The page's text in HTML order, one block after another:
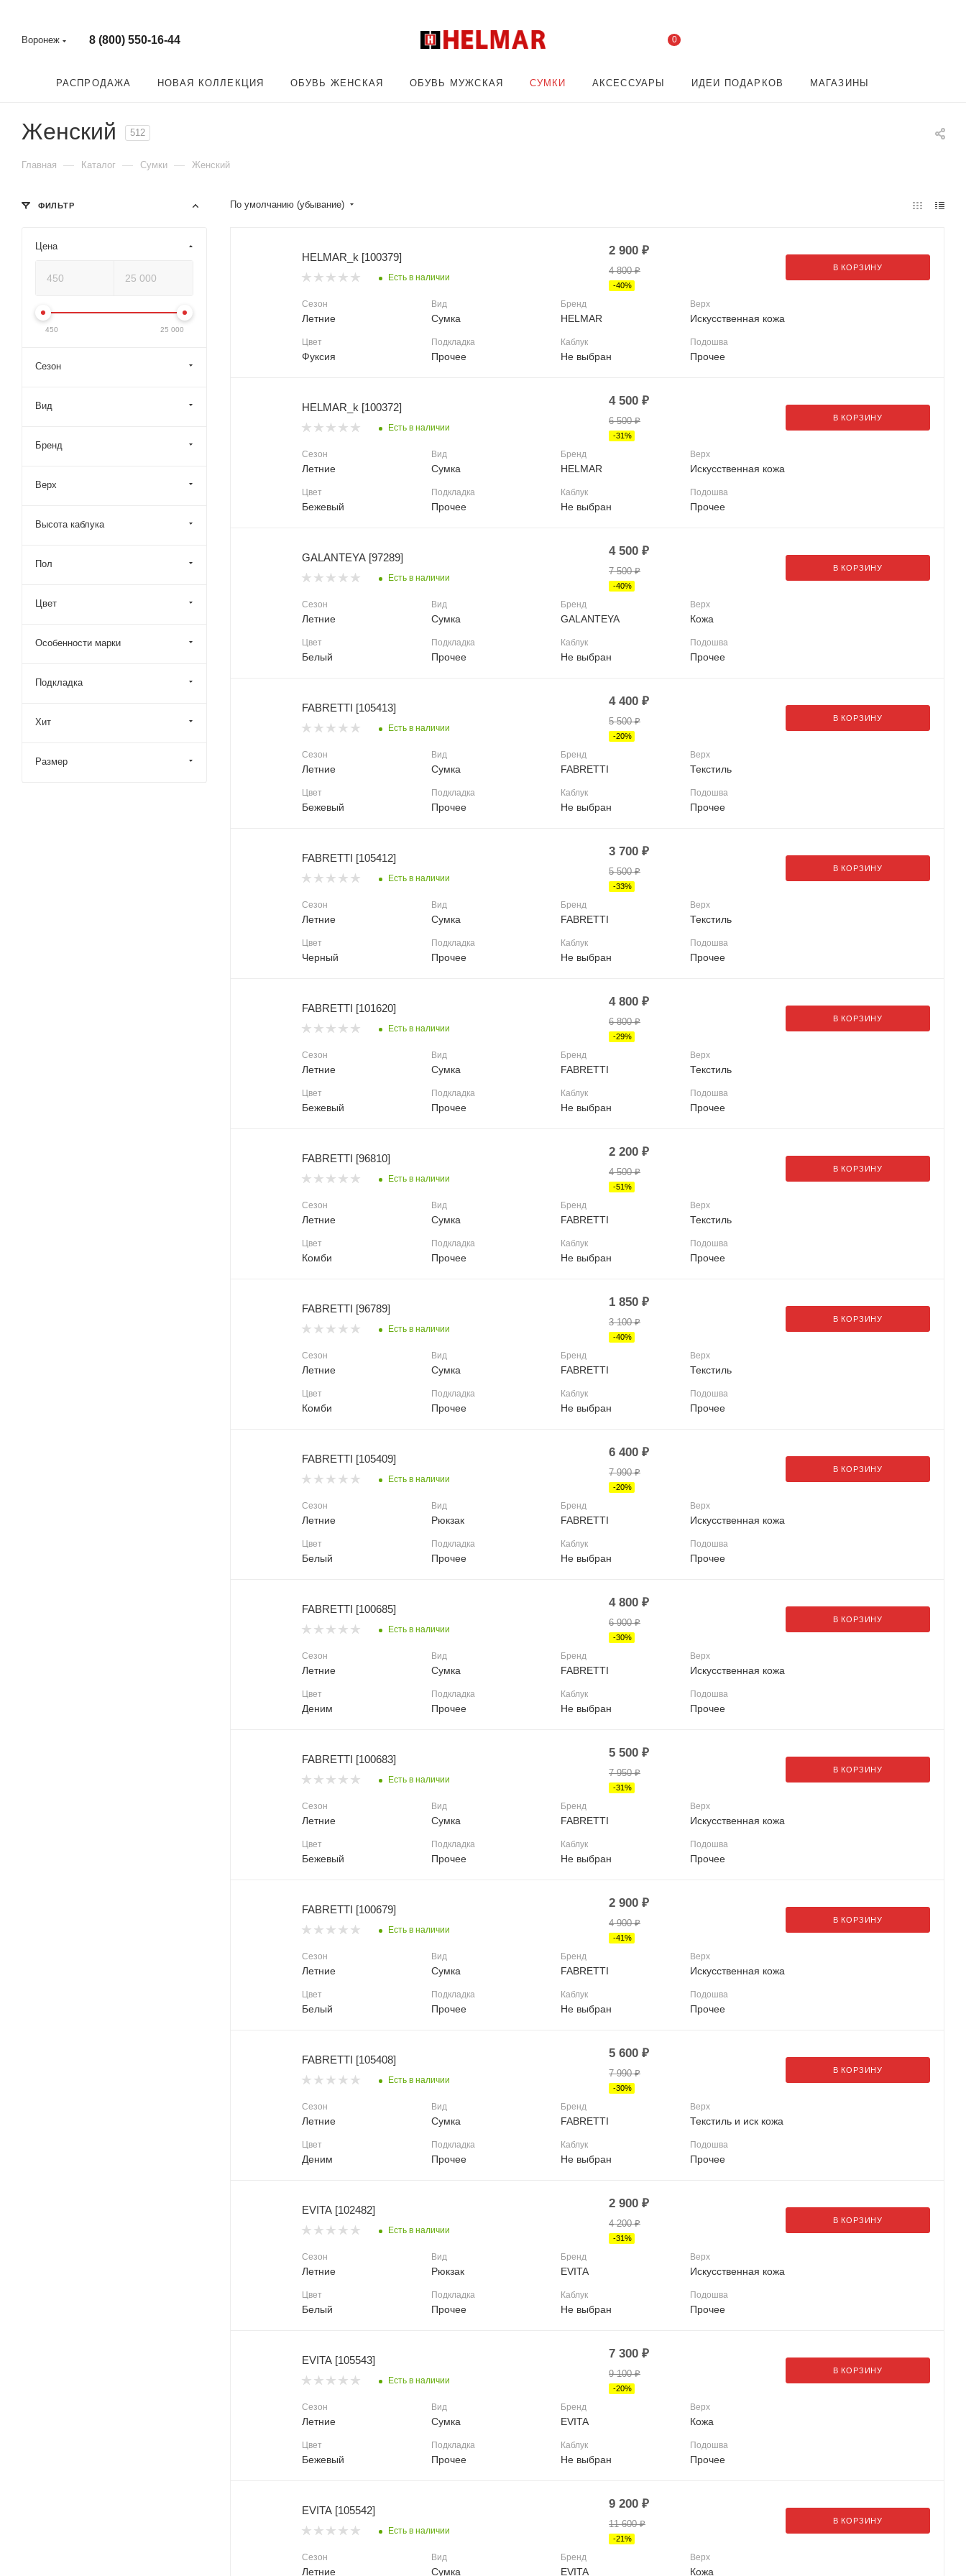
Воронеж 8 (800) 550-16-44 0
РАСПРОДАЖА НОВАЯ КОЛЛЕКЦИЯ ОБУВЬ ЖЕНСКАЯ ОБУВЬ МУЖСКАЯ СУМКИ АКСЕССУАРЫ ИДЕИ ПОДАРКОВ МАГАЗИНЫ
Женский 512
Главная — Каталог — Сумки — Женский
По умолчанию (убывание)
HELMAR_k [100379]
Есть в наличии
2 900 ₽
4 800₽
-40%
В КОРЗИНУ
Сезон
Летние
Вид
Сумка
Бренд
HELMAR
Верх
Искусственная кожа
Цвет
Фуксия
Подкладка
Прочее
Каблук
Не выбран
Подошва
Прочее
HELMAR_k [100372]
Есть в наличии
4 500 ₽
6 500₽
-31%
В КОРЗИНУ
Сезон
Летние
Вид
Сумка
Бренд
HELMAR
Верх
Искусственная кожа
Цвет
Бежевый
Подкладка
Прочее
Каблук
Не выбран
Подошва
Прочее
GALANTEYA [97289]
Есть в наличии
4 500 ₽
7 500₽
-40%
В КОРЗИНУ
Сезон
Летние
Вид
Сумка
Бренд
GALANTEYA
Верх
Кожа
Цвет
Белый
Подкладка
Прочее
Каблук
Не выбран
Подошва
Прочее
FABRETTI [105413]
Есть в наличии
4 400 ₽
5 500₽
-20%
В КОРЗИНУ
Сезон
Летние
Вид
Сумка
Бренд
FABRETTI
Верх
Текстиль
Цвет
Бежевый
Подкладка
Прочее
Каблук
Не выбран
Подошва
Прочее
FABRETTI [105412]
Есть в наличии
3 700 ₽
5 500₽
-33%
В КОРЗИНУ
Сезон
Летние
Вид
Сумка
Бренд
FABRETTI
Верх
Текстиль
Цвет
Черный
Подкладка
Прочее
Каблук
Не выбран
Подошва
Прочее
FABRETTI [101620]
Есть в наличии
4 800 ₽
6 800₽
-29%
В КОРЗИНУ
Сезон
Летние
Вид
Сумка
Бренд
FABRETTI
Верх
Текстиль
Цвет
Бежевый
Подкладка
Прочее
Каблук
Не выбран
Подошва
Прочее
FABRETTI [96810]
Есть в наличии
2 200 ₽
4 500₽
-51%
В КОРЗИНУ
Сезон
Летние
Вид
Сумка
Бренд
FABRETTI
Верх
Текстиль
Цвет
Комби
Подкладка
Прочее
Каблук
Не выбран
Подошва
Прочее
FABRETTI [96789]
Есть в наличии
1 850 ₽
3 100₽
-40%
В КОРЗИНУ
Сезон
Летние
Вид
Сумка
Бренд
FABRETTI
Верх
Текстиль
Цвет
Комби
Подкладка
Прочее
Каблук
Не выбран
Подошва
Прочее
FABRETTI [105409]
Есть в наличии
6 400 ₽
7 990₽
-20%
В КОРЗИНУ
Сезон
Летние
Вид
Рюкзак
Бренд
FABRETTI
Верх
Искусственная кожа
Цвет
Белый
Подкладка
Прочее
Каблук
Не выбран
Подошва
Прочее
FABRETTI [100685]
Есть в наличии
4 800 ₽
6 900₽
-30%
В КОРЗИНУ
Сезон
Летние
Вид
Сумка
Бренд
FABRETTI
Верх
Искусственная кожа
Цвет
Деним
Подкладка
Прочее
Каблук
Не выбран
Подошва
Прочее
FABRETTI [100683]
Есть в наличии
5 500 ₽
7 950₽
-31%
В КОРЗИНУ
Сезон
Летние
Вид
Сумка
Бренд
FABRETTI
Верх
Искусственная кожа
Цвет
Бежевый
Подкладка
Прочее
Каблук
Не выбран
Подошва
Прочее
FABRETTI [100679]
Есть в наличии
2 900 ₽
4 900₽
-41%
В КОРЗИНУ
Сезон
Летние
Вид
Сумка
Бренд
FABRETTI
Верх
Искусственная кожа
Цвет
Белый
Подкладка
Прочее
Каблук
Не выбран
Подошва
Прочее
FABRETTI [105408]
Есть в наличии
5 600 ₽
7 990₽
-30%
В КОРЗИНУ
Сезон
Летние
Вид
Сумка
Бренд
FABRETTI
Верх
Текстиль и иск кожа
Цвет
Деним
Подкладка
Прочее
Каблук
Не выбран
Подошва
Прочее
EVITA [102482]
Есть в наличии
2 900 ₽
4 200₽
-31%
В КОРЗИНУ
Сезон
Летние
Вид
Рюкзак
Бренд
EVITA
Верх
Искусственная кожа
Цвет
Белый
Подкладка
Прочее
Каблук
Не выбран
Подошва
Прочее
EVITA [105543]
Есть в наличии
7 300 ₽
9 100₽
-20%
В КОРЗИНУ
Сезон
Летние
Вид
Сумка
Бренд
EVITA
Верх
Кожа
Цвет
Бежевый
Подкладка
Прочее
Каблук
Не выбран
Подошва
Прочее
EVITA [105542]
Есть в наличии
9 200 ₽
11 600₽
-21%
В КОРЗИНУ
Сезон
Летние
Вид
Сумка
Бренд
EVITA
Верх
Кожа
ФИЛЬТР
Цена
450 25 000
Сезон
Вид
Бренд
Верх
Высота каблука
Пол
Цвет
Особенности марки
Подкладка
Хит
Размер